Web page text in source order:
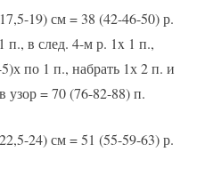
19) см = 38 (42-46-50) р.
п., в след. 4-м р. 1x 1 п.,
по 1 п., набрать 1х 2 п. и
узор = 70 (76-82-88) п.
24) см = 51 (55-59-63) р.